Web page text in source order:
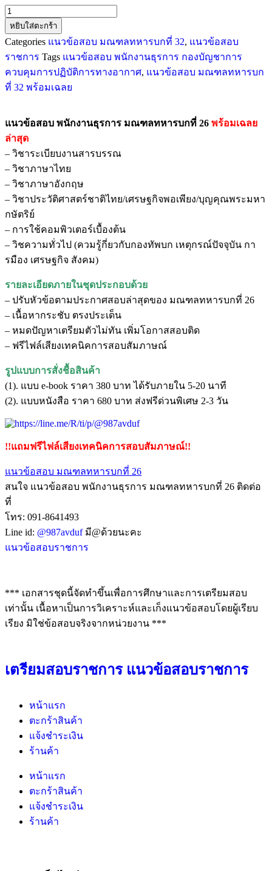
หยิบใส่ตะกร้า
Categories แนวข้อสอบ มณฑลทหารบกที่ 32, แนวข้อสอบ
ราชการ Tags แนวข้อสอบ พนักงานธุรการ กองบัญชาการ
ควบคุมการปฏิบัติการทางอากาศ, แนวข้อสอบ มณฑลทหารบก
ที่ 32 พร้อมเฉลย
แนวข้อสอบ พนักงานธุรการ มณฑลทหารบกที่ 26 พร้อมเฉลย
ล่าสุด
– วิชาระเบียบงานสารบรรณ
– วิชาภาษาไทย
– วิชาภาษาอังกฤษ
– วิชาประวัติศาสตร์ชาติไทย/เศรษฐกิจพอเพียง/บุญคุณพระมหา
กษัตริย์
– การใช้คอมพิวเตอร์เบื้องต้น
– วิชความทั่วไป (ควมรู้กี่ยวกับกองทัพบก เหตุกรณ์ปัจจุบัน กา
รมือง เศรษฐกิจ สังคม)
รายละเอียดภายในชุดประกอบด้วย
– ปรับหัวข้อตามประกาศสอบล่าสุดของ มณฑลทหารบกที่ 26
– เนื้อหากระชับ ตรงประเด็น
– หมดปัญหาเตรียมตัวไม่ทัน เพิ่มโอกาสสอบติด
– ฟรีไฟล์เสียงเทคนิคการสอบสัมภาษณ์
รูปแบบการสั่งชื้อสินค้า
(1). แบบ e-book ราคา 380 บาท ได้รับภายใน 5-20 นาที
(2). แบบหนังสือ ราคา 680 บาท ส่งฟรีด่วนพิเศษ 2-3 วัน
!!แถมฟรีไฟล์เสียงเทคนิคการสอบสัมภาษณ์!!
แนวข้อสอบ มณฑลทหารบกที่ 26
สนใจ แนวข้อสอบ พนักงานธุรการ มณฑลทหารบกที่ 26 ติดต่อ
ที่
โทร: 091-8641493
Line id: @987avdufมี@ด้วยนะคะ
แนวข้อสอบราชการ
*** เอกสารชุดนี้จัดทำขึ้นเพื่อการศึกษาและการเตรียมสอบ
เท่านั้น เนื้อหาเป็นการวิเคราะห์และเก็งแนวข้อสอบโดยผู้เรียบ
เรียง มิใช่ข้อสอบจริงจากหน่วยงาน ***
เตรียมสอบราชการ แนวข้อสอบราชการ
หน้าแรก
ตะกร้าสินค้า
แจ้งชำระเงิน
ร้านค้า
หน้าแรก
ตะกร้าสินค้า
แจ้งชำระเงิน
ร้านค้า